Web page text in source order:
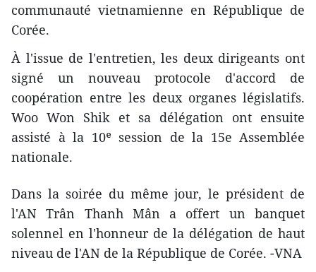
communauté vietnamienne en République de
Corée.
À l'issue de l'entretien, les deux dirigeants ont
signé un nouveau protocole d'accord de
coopération entre les deux organes législatifs.
Woo Won Shik et sa délégation ont ensuite
assisté à la 10ᵉ session de la 15e Assemblée
nationale.
Dans la soirée du même jour, le président de
l'AN Trân Thanh Mân a offert un banquet
solennel en l'honneur de la délégation de haut
niveau de l'AN de la République de Corée. -VNA